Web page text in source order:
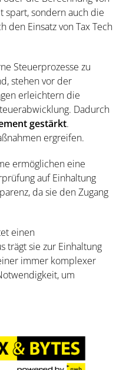
spart, sondern auch die
Einsatz von Tax Tech
Steuerprozesse zu
stehen vor der
erleichtern die
Dadurch
gestärkt.
ergreifen.
ermöglichen eine
auf Einhaltung
da sie den Zugang
einen
trägt sie zur Einhaltung
immer komplexer
um